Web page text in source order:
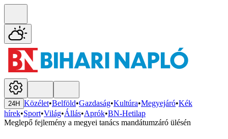
24H Közélet•Belföld•Gazdaság•Kultúra•Megyejáró•Kék
hírek•Sport•Világ•Állás•Aprók•BN-Hetilap
Meglepő fejlemény a megyei tanács mandátumzáró ülésén